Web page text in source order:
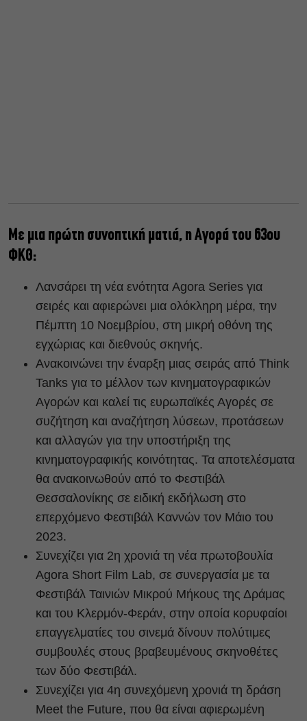
Με μια πρώτη συνοπτική ματιά, η Αγορά του 63ου
ΦΚΘ:
Λανσάρει τη νέα ενότητα Agora Series για
σειρές και αφιερώνει μια ολόκληρη μέρα, την
Πέμπτη 10 Νοεμβρίου, στη μικρή οθόνη της
εγχώριας και διεθνούς σκηνής.
Ανακοινώνει την έναρξη μιας σειράς από Think
Tanks για το μέλλον των κινηματογραφικών
Αγορών και καλεί τις ευρωπαϊκές Αγορές σε
συζήτηση και αναζήτηση λύσεων, προτάσεων
και αλλαγών για την υποστήριξη της
κινηματογραφικής κοινότητας. Τα αποτελέσματα
θα ανακοινωθούν από το Φεστιβάλ
Θεσσαλονίκης σε ειδική εκδήλωση στο
επερχόμενο Φεστιβάλ Καννών τον Μάιο του
2023.
Συνεχίζει για 2η χρονιά τη νέα πρωτοβουλία
Agora Short Film Lab, σε συνεργασία με τα
Φεστιβάλ Ταινιών Μικρού Μήκους της Δράμας
και του Κλερμόν-Φεράν, στην οποία κορυφαίοι
επαγγελματίες του σινεμά δίνουν πολύτιμες
συμβουλές στους βραβευμένους σκηνοθέτες
των δύο Φεστιβάλ.
Συνεχίζει για 4η συνεχόμενη χρονιά τη δράση
Meet the Future, που θα είναι αφιερωμένη